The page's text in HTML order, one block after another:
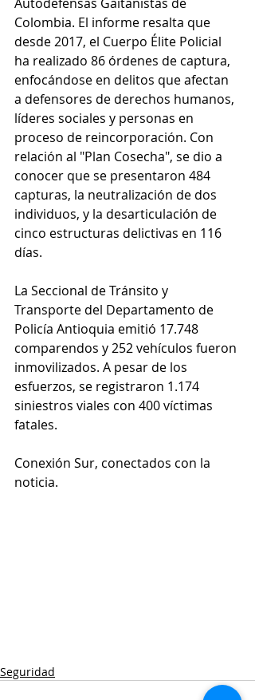
Colombia. El informe resalta que
desde 2017, el Cuerpo Élite Policial
ha realizado 86 órdenes de captura,
enfocándose en delitos que afectan
a defensores de derechos humanos,
líderes sociales y personas en
proceso de reincorporación. Con
relación al "Plan Cosecha", se dio a
conocer que se presentaron 484
capturas, la neutralización de dos
individuos, y la desarticulación de
cinco estructuras delictivas en 116
días.
La Seccional de Tránsito y
Transporte del Departamento de
Policía Antioquia emitió 17.748
comparendos y 252 vehículos fueron
inmovilizados. A pesar de los
esfuerzos, se registraron 1.174
siniestros viales con 400 víctimas
fatales.
Conexión Sur, conectados con la
noticia.
Seguridad